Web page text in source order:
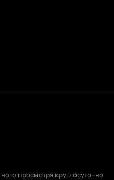
просмотра круглосуточно